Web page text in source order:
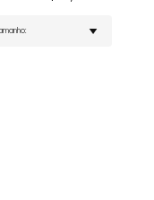
aproveitar o